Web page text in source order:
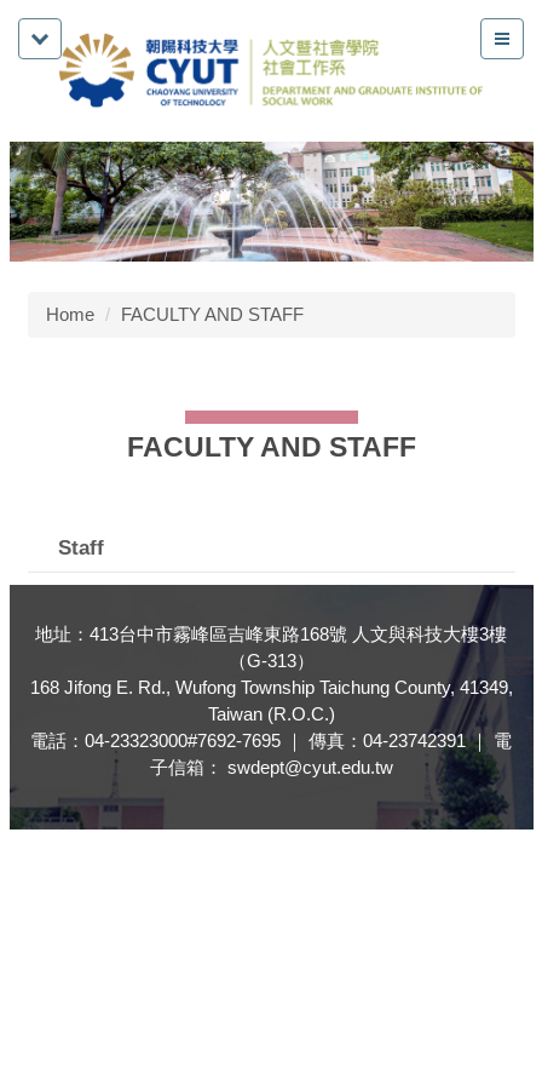
Home FACULTY AND STAFF
FACULTY AND STAFF
Staff
地址：413台中市霧峰區吉峰東路168號 人文與科技大樓3樓
（G-313）
168 Jifong E. Rd., Wufong Township Taichung County, 41349,
Taiwan (R.O.C.)
電話：04-23323000#7692-7695 ｜ 傳真：04-23742391 ｜ 電
子信箱： swdept@cyut.edu.tw